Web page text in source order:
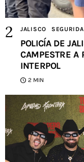
JALISCO
POLICÍA DE
CAMPESTRE A
INTERPOL
2 MIN